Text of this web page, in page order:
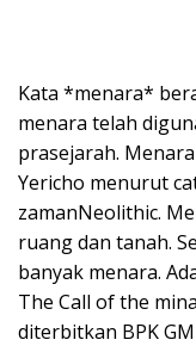
Kata *menara*
menara telah
prasejarah.
Yericho menurut
zamanNeolithic.
ruang dan tanah.
banyak menara.
The Call of the
diterbitkan BPK